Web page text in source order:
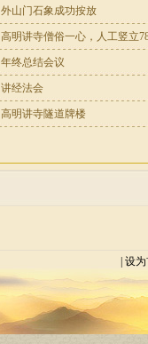
外山门石象成功按放
高明讲寺僧俗一心，人工竖立
年终总结会议
讲经法会
高明讲寺隧道牌楼
| 设